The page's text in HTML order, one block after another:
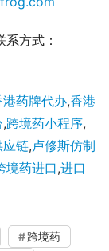
方式：
港药牌代办,香港
,跨境药小程序,
应链,卢修斯仿制
境药进口,进口
跨境药